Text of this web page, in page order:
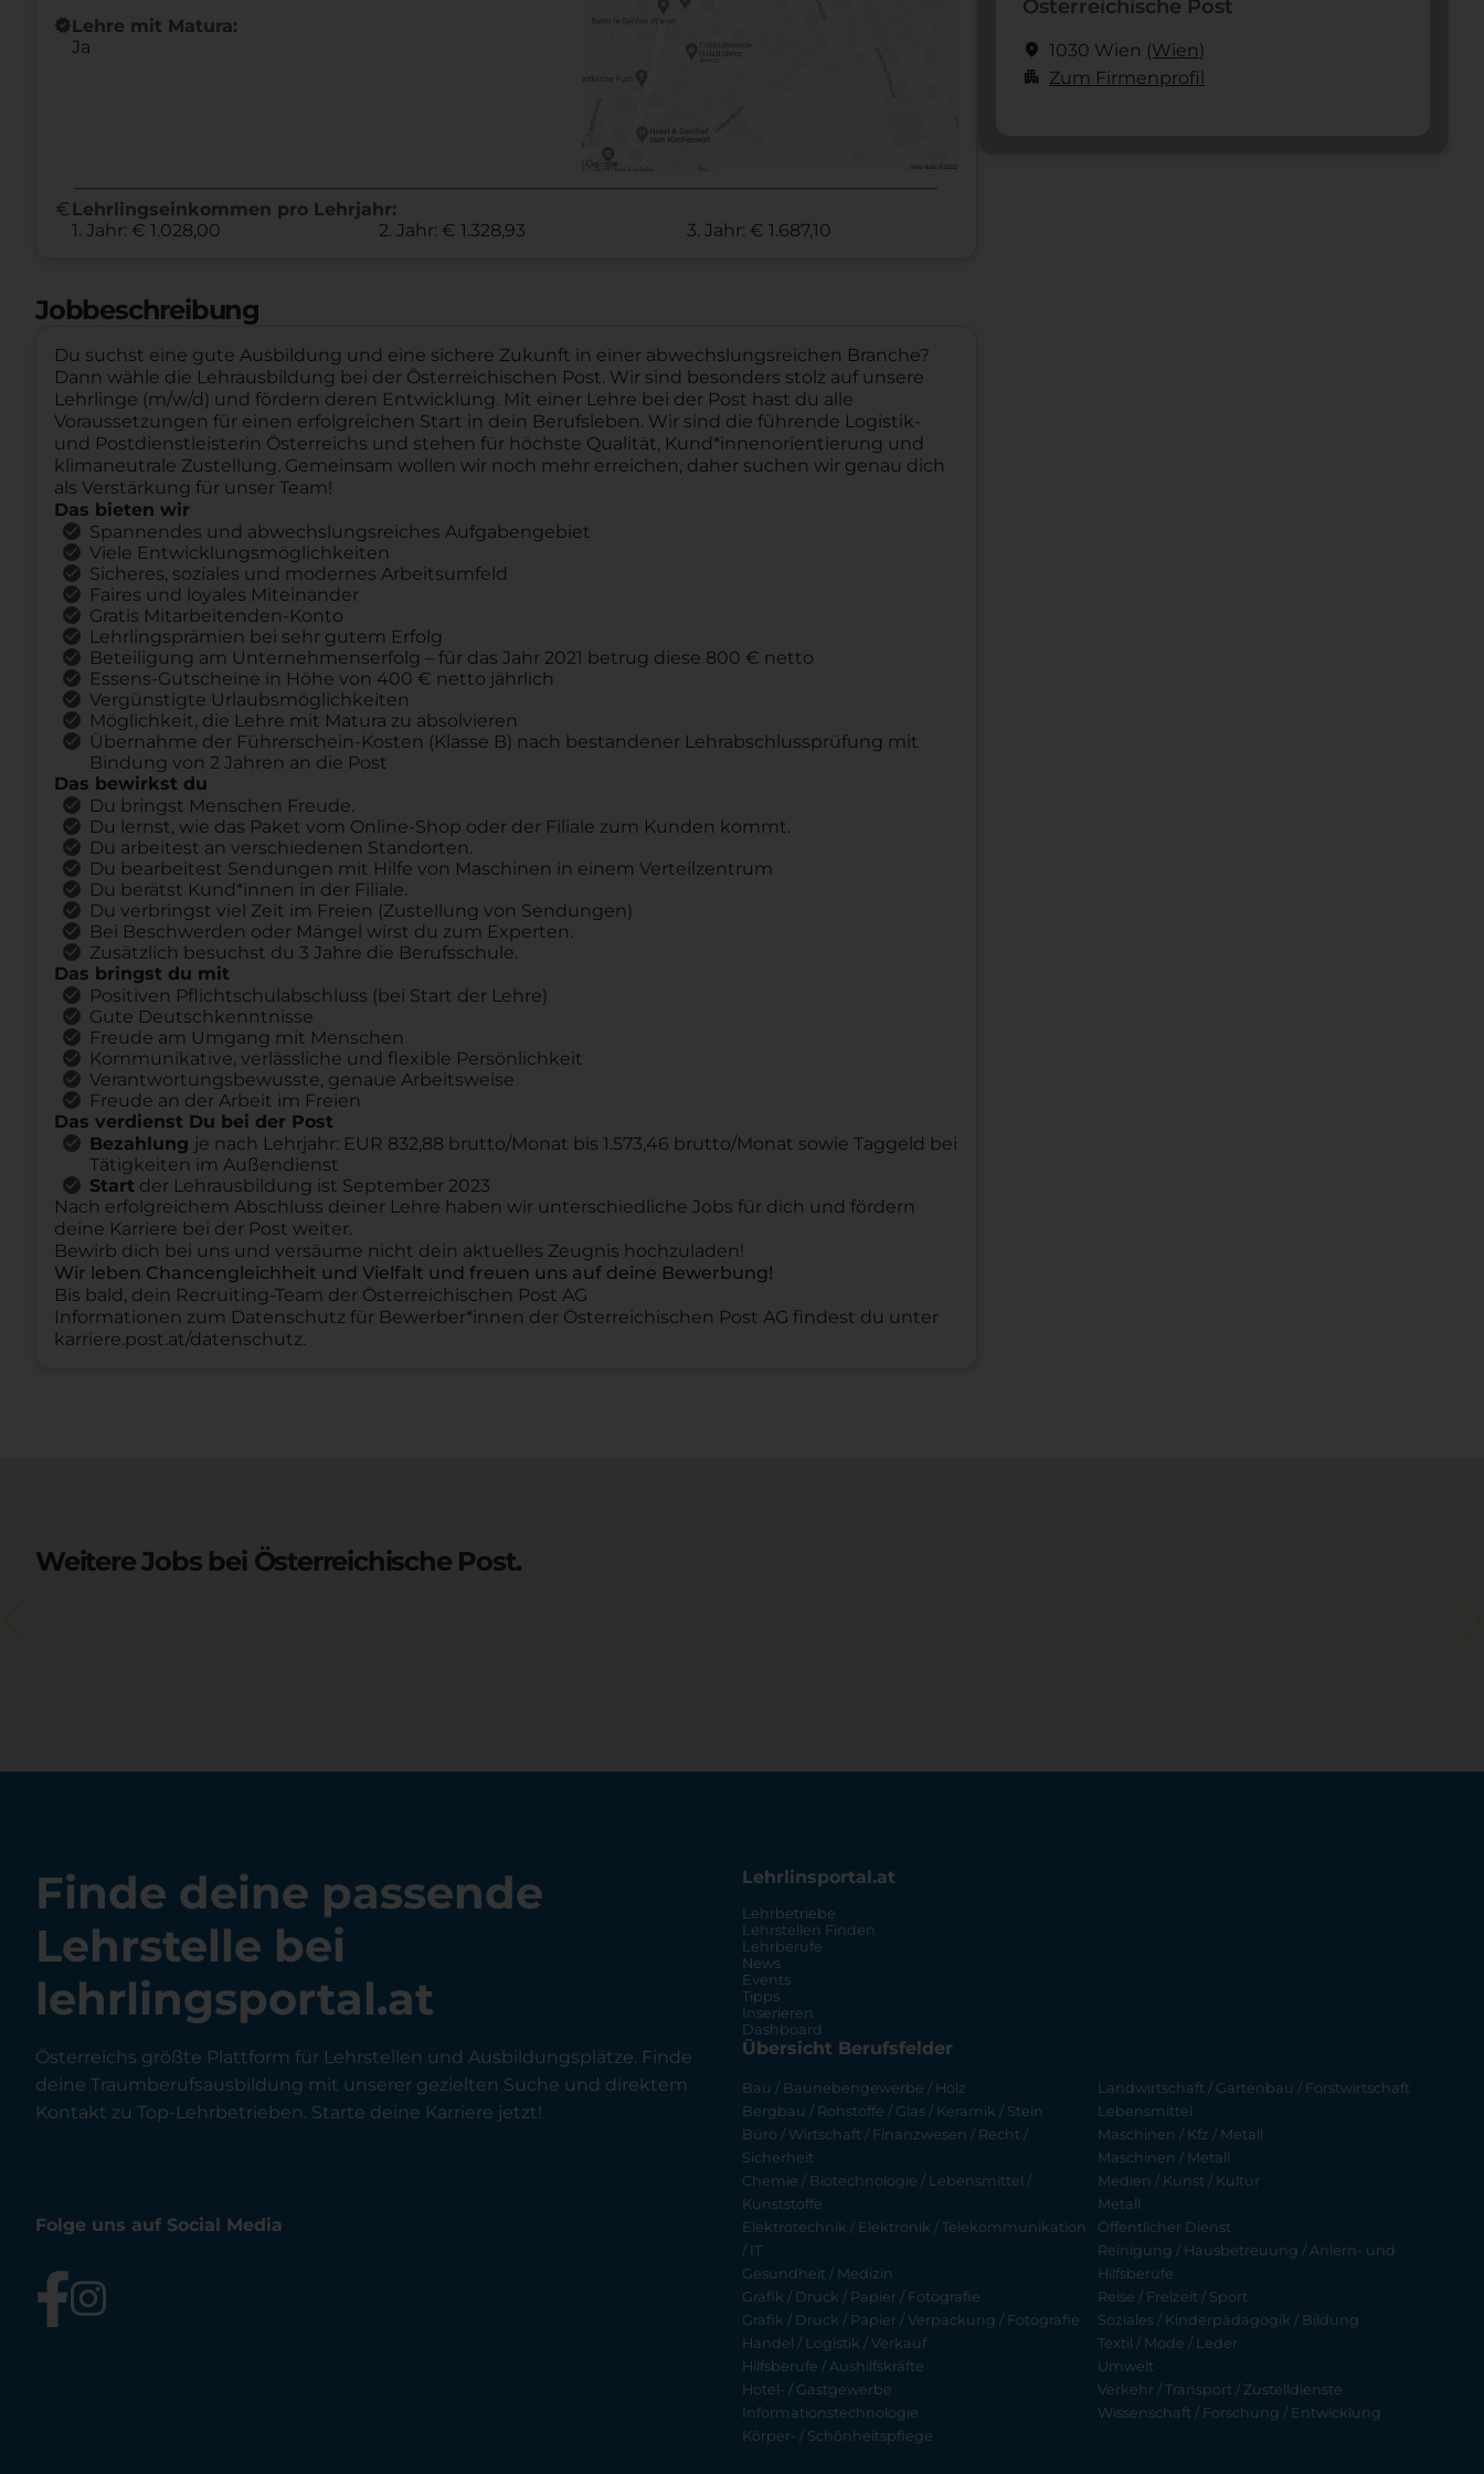
new_releasesLehre mit Matura:
Ja
euro Lehrlingseinkommen pro Lehrjahr:
1. Jahr: € 1.028,00
2. Jahr: € 1.328,93 3. Jahr: € 1.687,10
Jobbeschreibung
Du suchst eine gute Ausbildung und eine sichere Zukunft in einer abwechslungsreichen Branche?
Dann wähle die Lehrausbildung bei der Österreichischen Post. Wir sind besonders stolz auf unsere
Lehrlinge (m/w/d) und fördern deren Entwicklung. Mit einer Lehre bei der Post hast du alle
Voraussetzungen für einen erfolgreichen Start in dein Berufsleben. Wir sind die führende Logistik-
und Postdienstleisterin Österreichs und stehen für höchste Qualität, Kund*innenorientierung und
klimaneutrale Zustellung. Gemeinsam wollen wir noch mehr erreichen, daher suchen wir genau dich
als Verstärkung für unser Team!
Das bieten wir
Spannendes und abwechslungsreiches Aufgabengebiet
Viele Entwicklungsmöglichkeiten
Sicheres, soziales und modernes Arbeitsumfeld
Faires und loyales Miteinander
Gratis Mitarbeitenden-Konto
Lehrlingsprämien bei sehr gutem Erfolg
Beteiligung am Unternehmenserfolg – für das Jahr 2021 betrug diese 800 € netto
Essens-Gutscheine in Höhe von 400 € netto jährlich
Vergünstigte Urlaubsmöglichkeiten
Möglichkeit, die Lehre mit Matura zu absolvieren
Übernahme der Führerschein-Kosten (Klasse B) nach bestandener Lehrabschlussprüfung mit
Bindung von 2 Jahren an die Post
Das bewirkst du
Du bringst Menschen Freude.
Du lernst, wie das Paket vom Online-Shop oder der Filiale zum Kunden kommt.
Du arbeitest an verschiedenen Standorten.
Du bearbeitest Sendungen mit Hilfe von Maschinen in einem Verteilzentrum
Du berätst Kund*innen in der Filiale.
Du verbringst viel Zeit im Freien (Zustellung von Sendungen)
Bei Beschwerden oder Mängel wirst du zum Experten.
Zusätzlich besuchst du 3 Jahre die Berufsschule.
Das bringst du mit
Positiven Pflichtschulabschluss (bei Start der Lehre)
Gute Deutschkenntnisse
Freude am Umgang mit Menschen
Kommunikative, verlässliche und flexible Persönlichkeit
Verantwortungsbewusste, genaue Arbeitsweise
Freude an der Arbeit im Freien
Das verdienst Du bei der Post
Bezahlung je nach Lehrjahr: EUR 832,88 brutto/Monat bis 1.573,46 brutto/Monat sowie Taggeld bei
Tätigkeiten im Außendienst
Start der Lehrausbildung ist September 2023
Nach erfolgreichem Abschluss deiner Lehre haben wir unterschiedliche Jobs für dich und fördern
deine Karriere bei der Post weiter.
Bewirb dich bei uns und versäume nicht dein aktuelles Zeugnis hochzuladen!
Wir leben Chancengleichheit und Vielfalt und freuen uns auf deine Bewerbung!
Bis bald, dein Recruiting-Team der Österreichischen Post AG
Informationen zum Datenschutz für Bewerber*innen der Österreichischen Post AG findest du unter
karriere.post.at/datenschutz.
Österreichische Post
location_on 1030 Wien (Wien)
apartment Zum Firmenprofil
Weitere Jobs bei Österreichische Post.
Finde deine passende
Lehrstelle bei
lehrlingsportal.at
Österreichs größte Plattform für Lehrstellen und Ausbildungsplätze. Finde
deine Traumberufsausbildung mit unserer gezielten Suche und direktem
Kontakt zu Top-Lehrbetrieben. Starte deine Karriere jetzt!
Folge uns auf Social Media
Lehrlinsportal.at
Lehrbetriebe
Lehrstellen Finden
Lehrberufe
News
Events
Tipps
Inserieren
Dashboard
Übersicht Berufsfelder
Bau / Baunebengewerbe / Holz
Bergbau / Rohstoffe / Glas / Keramik / Stein
Büro / Wirtschaft / Finanzwesen / Recht /
Sicherheit
Chemie / Biotechnologie / Lebensmittel /
Kunststoffe
Elektrotechnik / Elektronik / Telekommunikation
/ IT
Gesundheit / Medizin
Grafik / Druck / Papier / Fotografie
Grafik / Druck / Papier / Verpackung / Fotografie
Handel / Logistik / Verkauf
Hilfsberufe / Aushilfskräfte
Hotel- / Gastgewerbe
Informationstechnologie
Körper- / Schönheitspflege
Landwirtschaft / Gartenbau / Forstwirtschaft
Lebensmittel
Maschinen / Kfz / Metall
Maschinen / Metall
Medien / Kunst / Kultur
Metall
Öffentlicher Dienst
Reinigung / Hausbetreuung / Anlern- und
Hilfsberufe
Reise / Freizeit / Sport
Soziales / Kinderpädagogik / Bildung
Textil / Mode / Leder
Umwelt
Verkehr / Transport / Zustelldienste
Wissenschaft / Forschung / Entwicklung